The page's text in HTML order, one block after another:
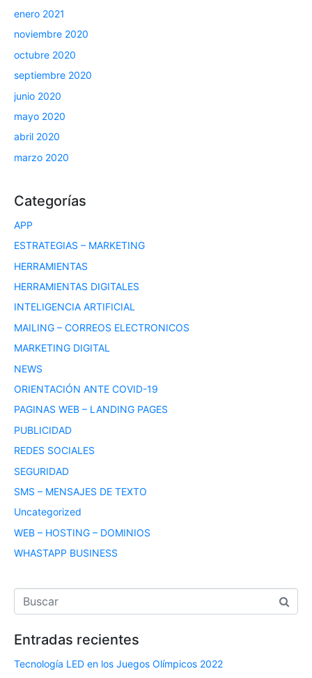
enero 2021
noviembre 2020
octubre 2020
septiembre 2020
junio 2020
mayo 2020
abril 2020
marzo 2020
Categorías
APP
ESTRATEGIAS – MARKETING
HERRAMIENTAS
HERRAMIENTAS DIGITALES
INTELIGENCIA ARTIFICIAL
MAILING – CORREOS ELECTRONICOS
MARKETING DIGITAL
NEWS
ORIENTACIÓN ANTE COVID-19
PAGINAS WEB – LANDING PAGES
PUBLICIDAD
REDES SOCIALES
SEGURIDAD
SMS – MENSAJES DE TEXTO
Uncategorized
WEB – HOSTING – DOMINIOS
WHASTAPP BUSINESS
Entradas recientes
Tecnología LED en los Juegos Olímpicos 2022